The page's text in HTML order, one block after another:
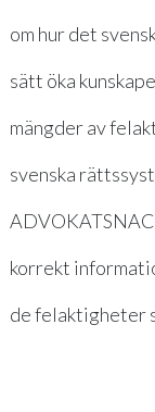
om hur det
sätt öka
mängder av
svenska
korrekt
de felaktigheter